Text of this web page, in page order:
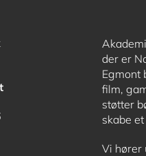
der er
Egmont
film,
støtter
skabe
Vi hører